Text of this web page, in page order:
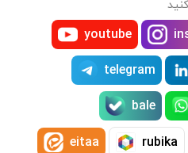
youtube
telegram
bale
rubika
eitaa